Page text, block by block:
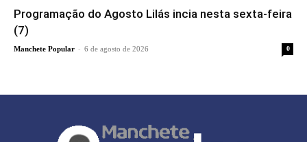
Programação do Agosto Lilás incia nesta sexta-feira
(7)
Manchete Popular - 6 de agosto de 2026 0